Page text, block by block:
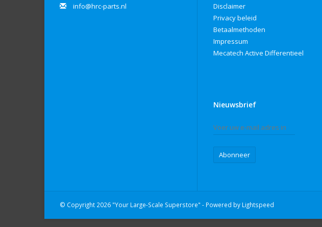
info@hrc-parts.nl
Disclaimer
Privacy beleid
Betaalmethoden
Impressum
Mecatech Active Differentieel
Nieuwsbrief
Abonneer
© Copyright 2026 "Your Large-Scale Superstore" - Powered by Lightspeed